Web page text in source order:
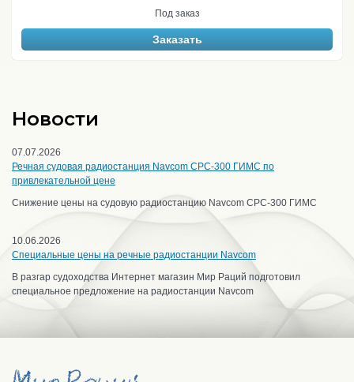
Под заказ
Заказать
Новости
07.07.2026
Речная судовая радиостанция Navcom CPC-300 ГИМС по
привлекательной цене
Снижение цены на судовую радиостанцию Navcom CPC-300 ГИМС
10.06.2026
Специальные цены на речные радиостанции Navcom
В разгар судоходства Интернет магазин Мир Раций подготовил
специальное предложение на радиостанции Navcom